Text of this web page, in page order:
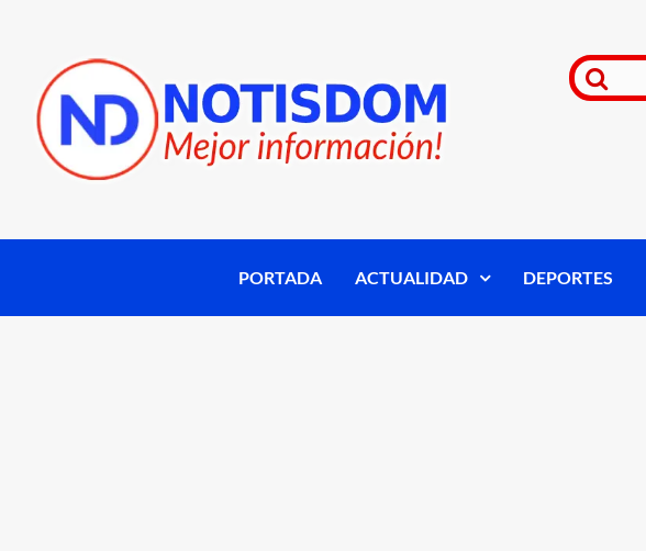
PORTADA ACTUALIDAD DEPORTES